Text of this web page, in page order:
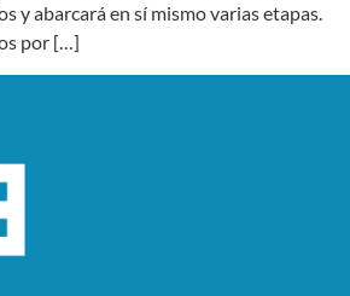
y abarcará en sí mismo varias etapas.
por […]